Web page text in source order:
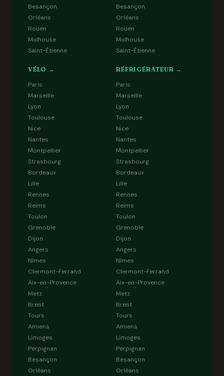
Besançon
Orléans
Rouen
Mulhouse
Saint-Étienne
Besançon
Orléans
Rouen
Mulhouse
Saint-Étienne
VÉLO →
Paris
Marseille
Lyon
Toulouse
Nice
Nantes
Montpellier
Strasbourg
Bordeaux
Lille
Rennes
Reims
Toulon
Grenoble
Dijon
Angers
Nîmes
Clermont-Ferrand
Aix-en-Provence
Metz
Brest
Tours
Amiens
Limoges
Perpignan
Besançon
Orléans
RÉFRIGÉRATEUR →
Paris
Marseille
Lyon
Toulouse
Nice
Nantes
Montpellier
Strasbourg
Bordeaux
Lille
Rennes
Reims
Toulon
Grenoble
Dijon
Angers
Nîmes
Clermont-Ferrand
Aix-en-Provence
Metz
Brest
Tours
Amiens
Limoges
Perpignan
Besançon
Orléans